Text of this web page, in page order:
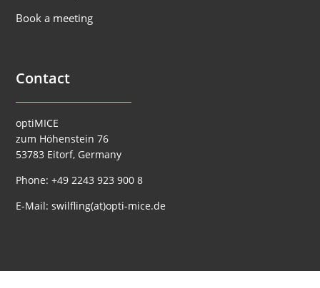
Book a meeting
Contact
optiMICE
zum Höhenstein 76
53783 Eitorf, Germany
Phone:+49 2243 923 900 8
E-Mail:swilfling(at)opti-mice.de